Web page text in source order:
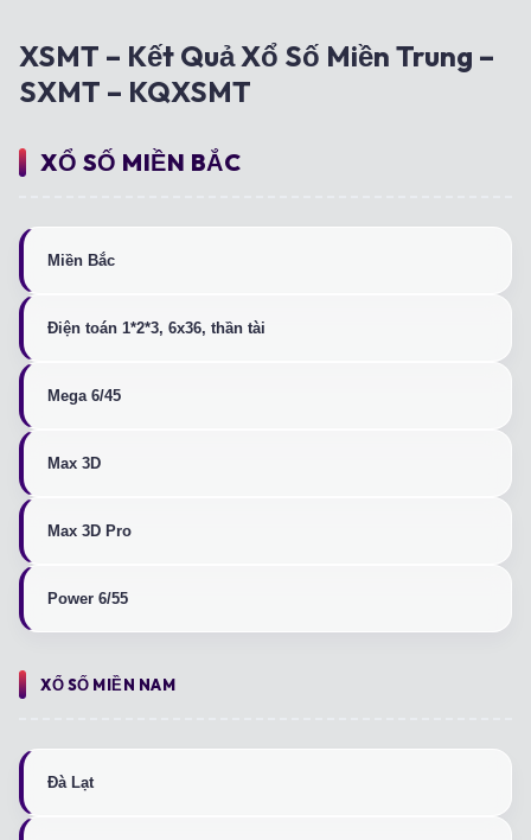
XSMT – Kết Quả Xổ Số Miền Trung –
SXMT – KQXSMT
XỔ SỐ MIỀN BẮC
Miền Bắc
Điện toán 1*2*3, 6x36, thần tài
Mega 6/45
Max 3D
Max 3D Pro
Power 6/55
XỔ SỐ MIỀN NAM
Đà Lạt